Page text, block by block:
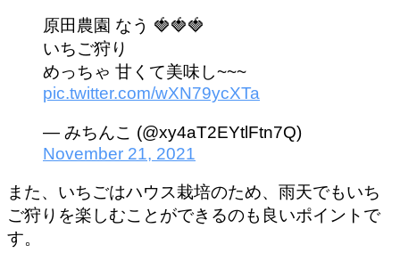
原田農園 なう 🍓🍓🍓
いちご狩り
めっちゃ 甘くて美味し~~~
pic.twitter.com/wXN79ycXTa
— みちんこ (@xy4aT2EYtlFtn7Q)
November 21, 2021
また、いちごはハウス栽培のため、 雨天でもいち
ご狩りを楽しむことができるのも良いポイントで
す。